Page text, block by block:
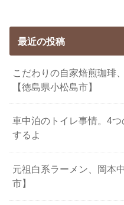
最近の投稿
こだわりの自家焙煎珈琲
【徳島県小松島市】
車中泊のトイレ事情。4
するよ
元祖白系ラーメン、岡本
市】